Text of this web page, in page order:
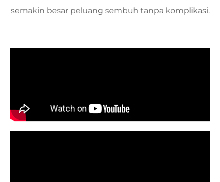
semakin besar peluang sembuh tanpa komplikasi.